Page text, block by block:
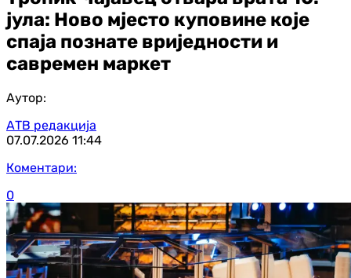
јула: Ново мјесто куповине које
спаја познате вриједности и
савремен маркет
Аутор:
АТВ редакција
07.07.2026 11:44
Коментари:
0